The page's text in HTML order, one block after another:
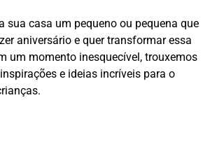
sua casa um pequeno ou pequena que
aniversário e quer transformar essa
um momento inesquecível, trouxemos
e ideias incríveis para o